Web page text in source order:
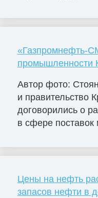
«Газпромнефть-
промышленности
Автор фото:
и правительство
договорились о
в сфере поставок
Цены на нефть
запасов нефти в